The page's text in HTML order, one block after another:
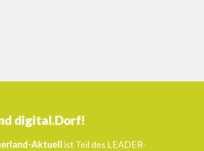
digital.Dorf!
Aktuellist Teil des LEADER-